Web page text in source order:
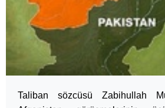
Taliban sözcüsü Zabihullah